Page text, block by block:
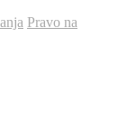
Pravo na